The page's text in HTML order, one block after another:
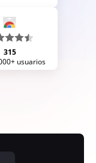
315
usuarios